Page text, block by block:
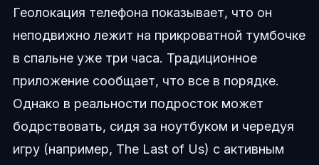
Геолокация телефона показывает, что он
неподвижно лежит на прикроватной тумбочке
в спальне уже три часа. Традиционное
приложение сообщает, что все в порядке.
Однако в реальности подросток может
бодрствовать, сидя за ноутбуком и чередуя
игру (например, The Last of Us) с активным